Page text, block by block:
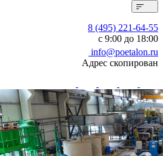
8 (495) 221-64-55
с 9:00 до 18:00
info@poetalon.ru
Адрес скопирован